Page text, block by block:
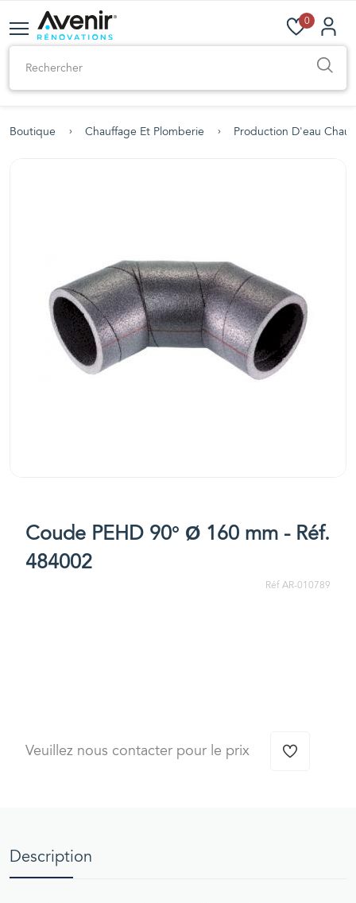
0
Boutique Chauffage Et Plomberie Production D'eau
Coude PEHD 90° Ø 160 mm - Réf.
484002
Réf AR-010789
Veuillez nous contacter pour le prix
Description